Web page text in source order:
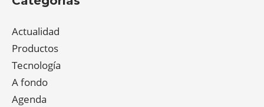
Actualidad
Productos
Tecnología
A fondo
Agenda